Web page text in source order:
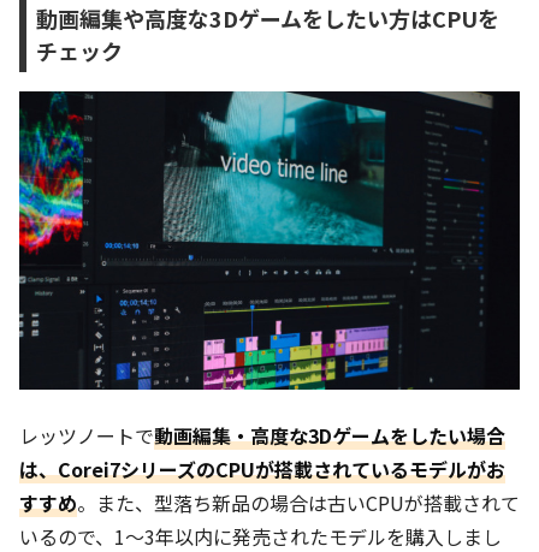
動画編集や高度な3Dゲームをしたい方はCPUを
チェック
レッツノートで動画編集・高度な3Dゲームをしたい場合
は、Corei7シリーズのCPUが搭載されているモデルがお
すすめ。また、型落ち新品の場合は古いCPUが搭載されて
いるので、1～3年以内に発売されたモデルを購入しまし